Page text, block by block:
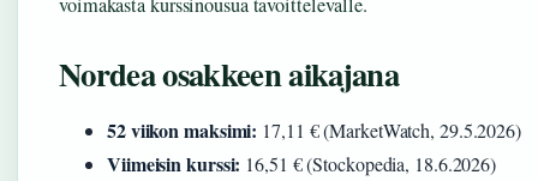
Nordea osakkeen aikajana
52 viikon maksimi: 17,11 € (MarketWatch, 29.5.2026)
Viimeisin kurssi: 16,51 € (Stockopedia, 18.6.2026)